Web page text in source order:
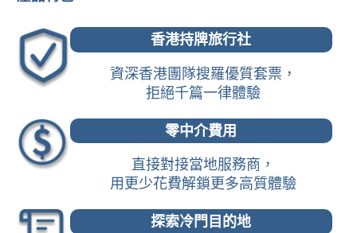
香港持牌旅行社
資深香港團隊搜羅優質套票，
拒絕千篇一律體驗
零中介費用
直接對接當地服務商，
用更少花費解鎖更多高質體驗
探索冷門目的地